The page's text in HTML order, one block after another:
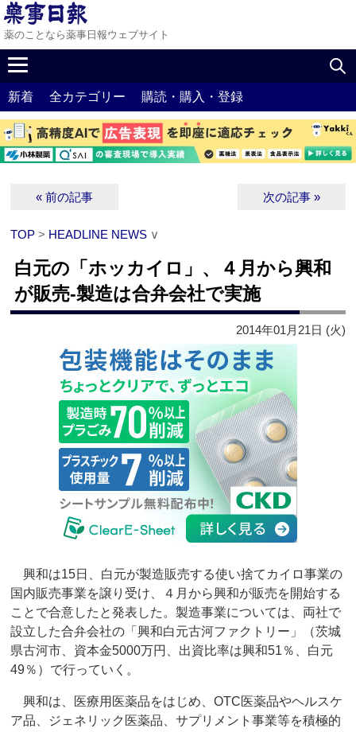
薬のことなら薬事日報ウェブサイト
新着 全カテゴリー 購読・購入・登録
« 前の記事 次の記事 »
TOP > HEADLINE NEWS ∨
白元の「ホッカイロ」、４月から興和
が販売‐製造は合弁会社で実施
2014年01月21日 (火)
興和は15日、白元が製造販売する使い捨てカイロ事業の
国内販売事業を譲り受け、４月から興和が販売を開始する
ことで合意したと発表した。製造事業については、両社で
設立した合弁会社の「興和白元古河ファクトリー」（茨城
県古河市、資本金5000万円、出資比率は興和51％、白元
49％）で行っていく。
興和は、医療用医薬品をはじめ、OTC医薬品やヘルスケ
ア品、ジェネリック医薬品、サプリメント事業等を積極的